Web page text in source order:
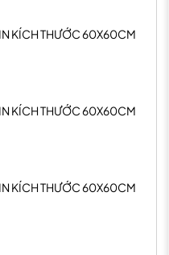
KÍCH THƯỚC 60X60CM
KÍCH THƯỚC 60X60CM
KÍCH THƯỚC 60X60CM